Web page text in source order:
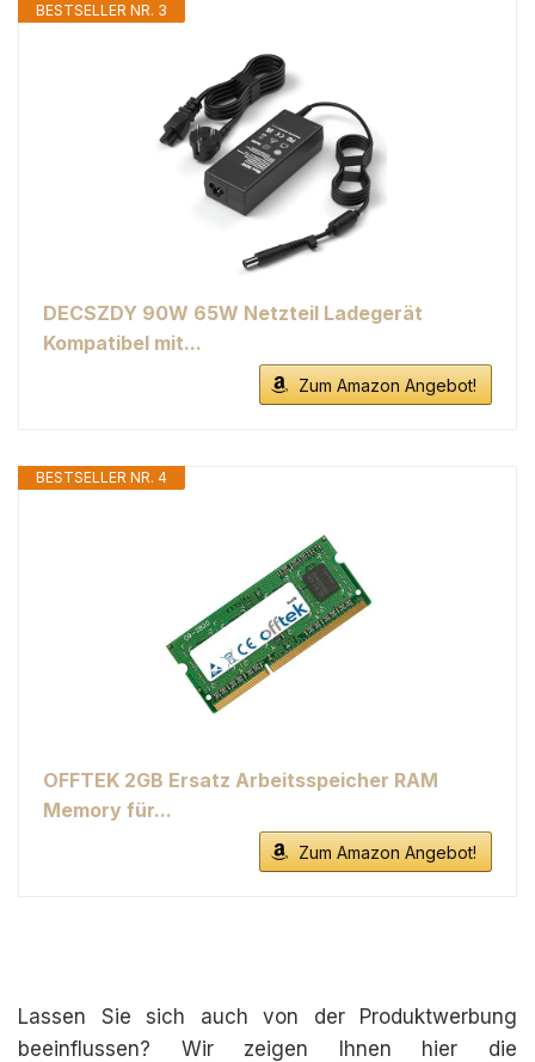
BESTSELLER NR. 3
DECSZDY 90W 65W Netzteil Ladegerät
Kompatibel mit...
Zum Amazon Angebot!
BESTSELLER NR. 4
OFFTEK 2GB Ersatz Arbeitsspeicher RAM
Memory für...
Zum Amazon Angebot!
Lassen Sie sich auch von der Produktwerbung
beeinflussen? Wir zeigen Ihnen hier die